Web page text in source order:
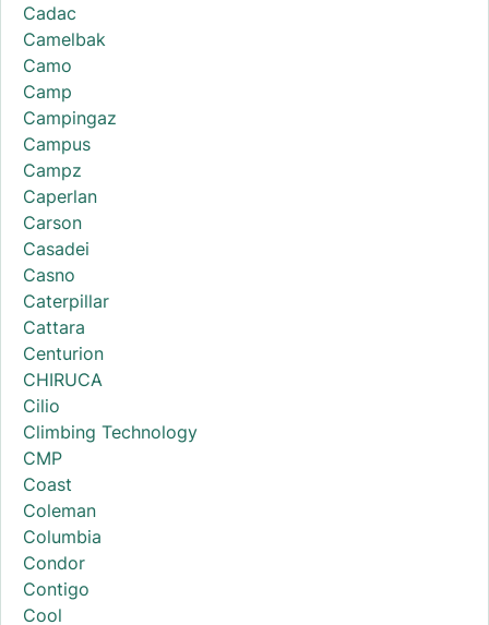
Cadac
Camelbak
Camo
Camp
Campingaz
Campus
Campz
Caperlan
Carson
Casadei
Casno
Caterpillar
Cattara
Centurion
CHIRUCA
Cilio
Climbing Technology
CMP
Coast
Coleman
Columbia
Condor
Contigo
Cool